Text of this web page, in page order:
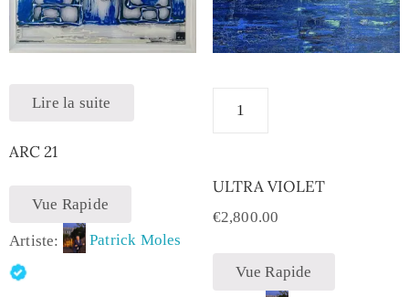
Lire la suite
ARC 21
Vue Rapide
Artiste: Patrick Moles
ULTRA VIOLET
€2,800.00
Vue Rapide